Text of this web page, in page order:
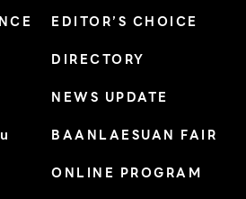
ผิว พื้นหิวขัด ไปจนถึงเฟอร์นิเจอร์ไม้
ามของธรรมชาติบนตัววัสดุได้แสดง
ผ่านการออกแบบทางภาษา
ตลอดไปจนถึงธรรมชาติและวิวเขา
EDITOR’S CHOICE
DIRECTORY
NEWS UPDATE
BAANLAESUAN FAIR
ONLINE PROGRAM